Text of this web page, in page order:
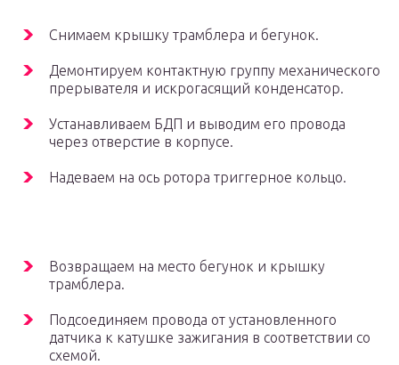
Снимаем крышку трамблера и бегунок.
Демонтируем контактную группу механического
прерывателя и искрогасящий конденсатор.
Устанавливаем БДП и выводим его провода
через отверстие в корпусе.
Надеваем на ось ротора триггерное кольцо.
Возвращаем на место бегунок и крышку
трамблера.
Подсоединяем провода от установленного
датчика к катушке зажигания в соответствии со
схемой.